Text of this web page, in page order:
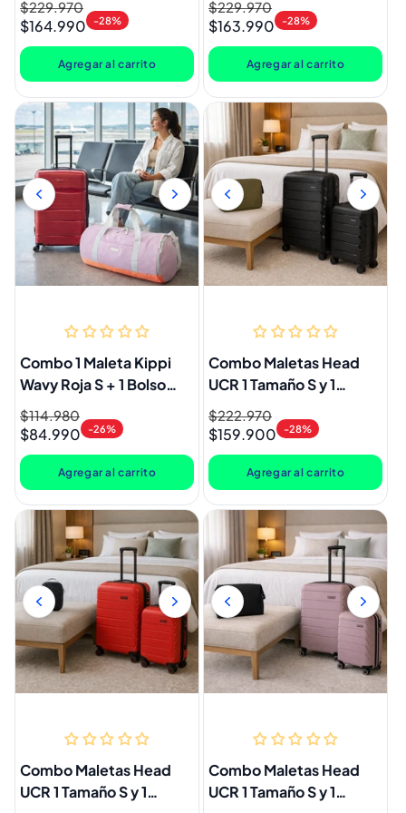
Cosmetiquero Gout
Rosado
Precio
habitual
$229.970
Precio
de
oferta
$164.990 -28%
Agregar al carrito
Cosmetiquero Gout
Negro
Precio
habitual
$229.970
Precio
de
oferta
$163.990 -28%
Agregar al carrito
Combo 1 Maleta Kippi
Wavy Roja S + 1 Bolso
Duffel Saxoline Lila
Precio
habitual
$114.980
Precio
de
oferta
$84.990 -26%
Agregar al carrito
Combo Maletas Head
UCR 1 Tamaño S y 1
Tamaño M Negro +
Neceser Gout Oliva
Precio
habitual
$222.970
Precio
de
oferta
$159.900 -28%
Agregar al carrito
Combo Maletas Head
UCR 1 Tamaño S y 1
Combo Maletas Head
UCR 1 Tamaño S y 1